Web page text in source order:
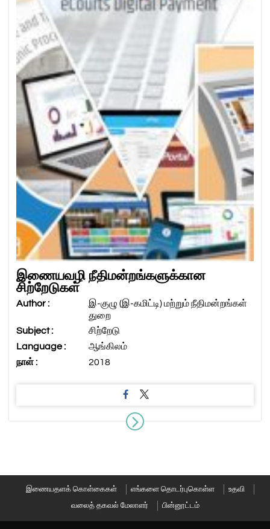
இணையவழி நீதிமன்றங்களுக்கான
சிற்றேடுகள்
Author :
இ-குழு (இ-கமிட்டி) மற்றும் நீதிமன்றங்கள்
துறை
Subject :
சிற்றேடு
Language :
ஆங்கிலம்
நாள் :
2018
இணையதளக் கொள்கைகள் எங்களை தொடர்புகொள்ள
உதவி
வலைத் தகவல் மேலாளர்
பின்னூட்டம்